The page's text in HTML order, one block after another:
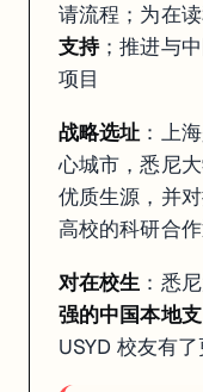
请流程；为在
支持；推进与
项目
战略选址 ：上
心城市，悉尼
优质生源，并
高校的科研合
对在校生 ：悉
强的中国本地
USYD 校友有